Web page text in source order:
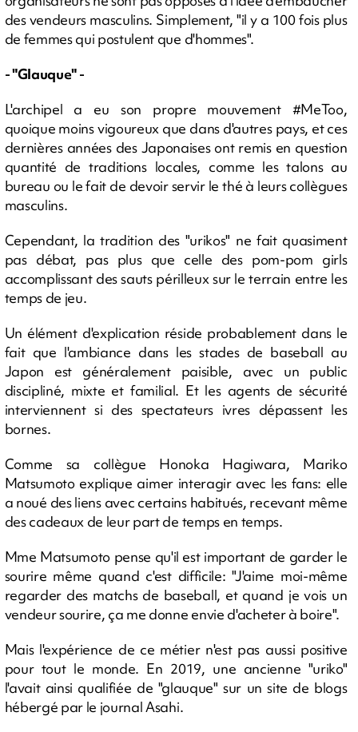
des vendeurs masculins. Simplement, "il y a 100 fois plus
de femmes qui postulent que d'hommes".
- "Glauque" -
L'archipel a eu son propre mouvement #MeToo,
quoique moins vigoureux que dans d'autres pays, et ces
dernières années des Japonaises ont remis en question
quantité de traditions locales, comme les talons au
bureau ou le fait de devoir servir le thé à leurs collègues
masculins.
Cependant, la tradition des "urikos" ne fait quasiment
pas débat, pas plus que celle des pom-pom girls
accomplissant des sauts périlleux sur le terrain entre les
temps de jeu.
Un élément d'explication réside probablement dans le
fait que l'ambiance dans les stades de baseball au
Japon est généralement paisible, avec un public
discipliné, mixte et familial. Et les agents de sécurité
interviennent si des spectateurs ivres dépassent les
bornes.
Comme sa collègue Honoka Hagiwara, Mariko
Matsumoto explique aimer interagir avec les fans: elle
a noué des liens avec certains habitués, recevant même
des cadeaux de leur part de temps en temps.
Mme Matsumoto pense qu'il est important de garder le
sourire même quand c'est difficile: "J'aime moi-même
regarder des matchs de baseball, et quand je vois un
vendeur sourire, ça me donne envie d'acheter à boire".
Mais l'expérience de ce métier n'est pas aussi positive
pour tout le monde. En 2019, une ancienne "uriko"
l'avait ainsi qualifiée de "glauque" sur un site de blogs
hébergé par le journal Asahi.